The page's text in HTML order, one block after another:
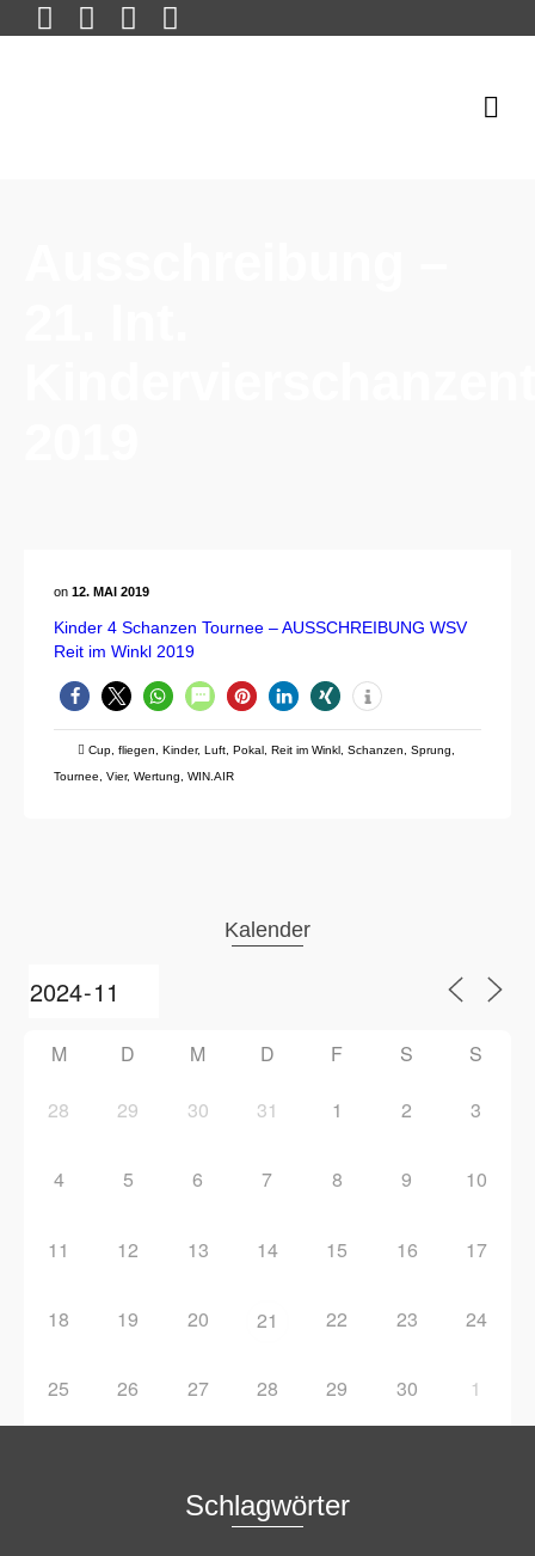
on 12. MAI 2019
Kinder 4 Schanzen Tournee – AUSSCHREIBUNG WSV
Reit im Winkl 2019
Cup fliegen Kinder, Luft Pokal Reit im Winkl Schanzen Sprung
Tournee
Vier, Wertung WIN.AIR
Kalender
M D M D F S S
28 29 30 31 1 2 3
4 5 6 7 8 9 10
11 12 13 14 15 16 17
18 19 20 21 22 23 24
25 26 27 28 29 30 1
Schlagwörter